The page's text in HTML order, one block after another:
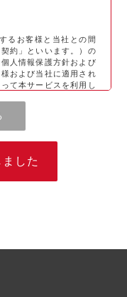
るお客様と当社との間
約」といいます。）の
人情報保護方針および
および当社に適用され
て本サービスを利用し
、当社が別途提供する
とを申込みの条件とす
ものも含まれます。な
医療関係者等（医療関
対象として提供するサ
した